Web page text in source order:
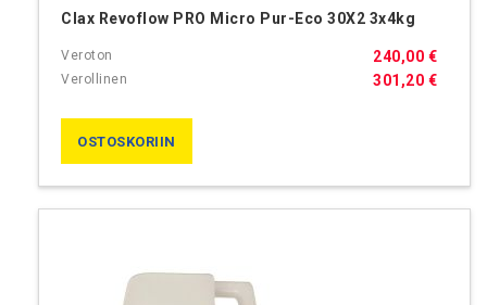
Clax Revoflow PRO Micro Pur-Eco 30X2 3x4kg
301,20 €
240,00 €
OSTOSKORIIN